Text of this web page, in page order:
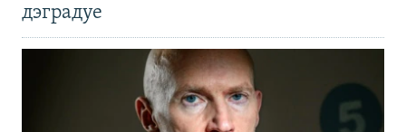
дэградуе